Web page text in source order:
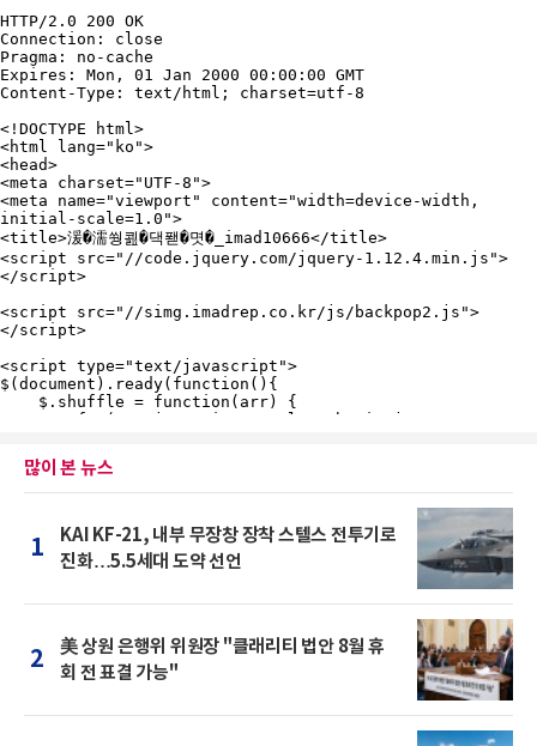
많이 본 뉴스
1
KAI KF-21, 내부 무장창 장착 스텔스 전투기로
진화…5.5세대 도약 선언
2
美 상원 은행위 위원장 "클래리티 법안 8월 휴
회 전 표결 가능"